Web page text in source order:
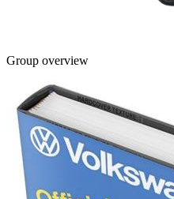
Group overview